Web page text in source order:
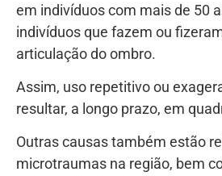
em indivíduos com mais de 50
indivíduos que fazem ou
articulação do ombro.
Assim, uso repetitivo ou
resultar, a longo prazo, em
Outras causas também estão
microtraumas na região, bem